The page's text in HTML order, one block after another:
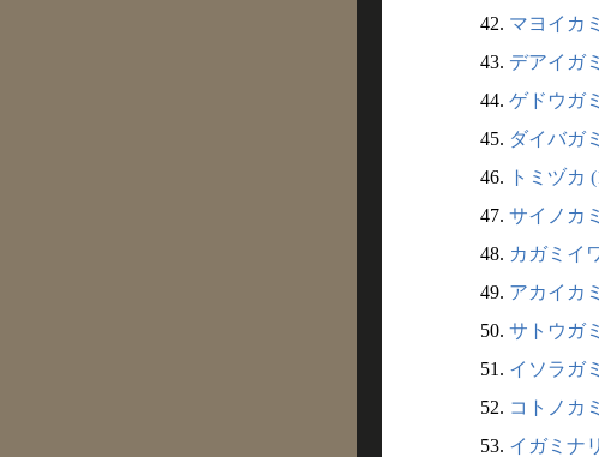
42. マヨイカ
43. デアイガ
44. ゲドウガ
45. ダイバガ
46.
トミヅカ
47. サイノカ
48. カガミイ
49. アカイカ
50. サトウガ
51. イソラガ
52. コトノカ
53. イガミナ